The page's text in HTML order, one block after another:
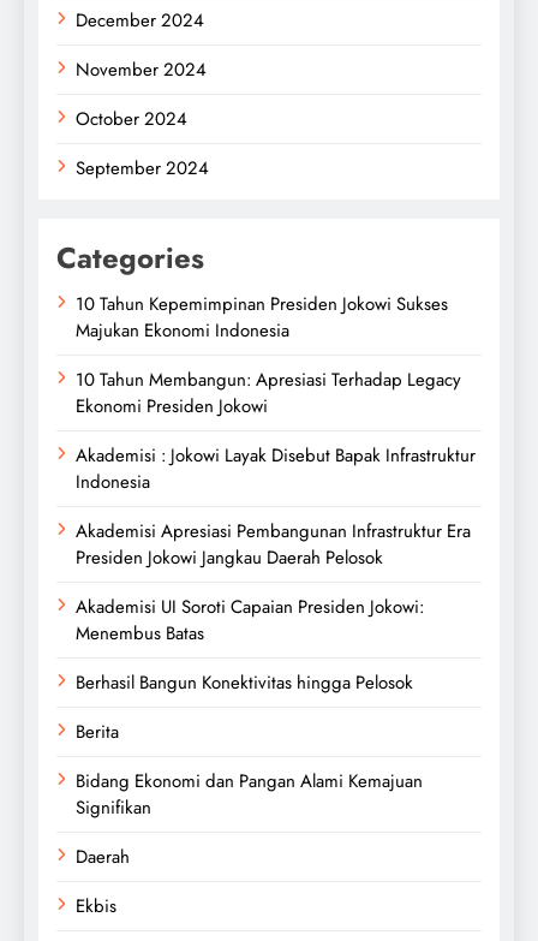
December 2024
November 2024
October 2024
September 2024
Categories
10 Tahun Kepemimpinan Presiden Jokowi Sukses
Majukan Ekonomi Indonesia
10 Tahun Membangun: Apresiasi Terhadap Legacy
Ekonomi Presiden Jokowi
Akademisi : Jokowi Layak Disebut Bapak Infrastruktur
Indonesia
Akademisi Apresiasi Pembangunan Infrastruktur Era
Presiden Jokowi Jangkau Daerah Pelosok
Akademisi UI Soroti Capaian Presiden Jokowi:
Menembus Batas
Berhasil Bangun Konektivitas hingga Pelosok
Berita
Bidang Ekonomi dan Pangan Alami Kemajuan
Signifikan
Daerah
Ekbis